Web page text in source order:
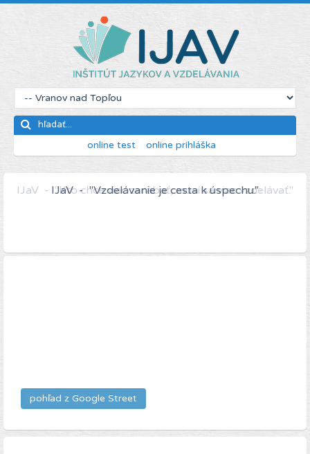
online test online prihláška
IJaV - "Vzdelávanie je cesta k úspechu."
IJaV - "Kto chce viac zarábať, musí sa viac vzdelávať."
pohľad z Google Street